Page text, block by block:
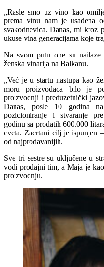
„Rasle smo uz vino kao
prema vinu nam je usađena
svakodnevica. Danas, mi kroz
ukuse vina generacijama koje
Na svom putu one su
ženska vinarija na Balkanu.
„Već je u startu nastupa kao
moru proizvođaca bilo je
proizvodnji i preduzetnički
Danas, posle 10 godina
pozicioniranje i stvaranje
godinu sa prodatih 600.000
cveta. Zacrtani cilj je ispunjen
od najprodavanijih.
Sve tri sestre su uključene u
vodi prodajni tim, a Maja je
proizvodnju.